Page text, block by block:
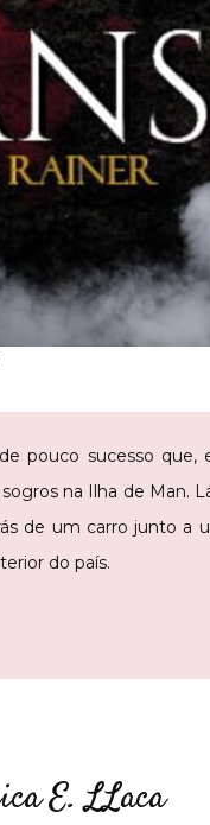
pouco sucesso que,
na Ilha de Man.
de um carro junto a
do país.
E. LLaca